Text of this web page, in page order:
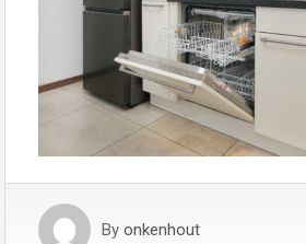
By onkenhout